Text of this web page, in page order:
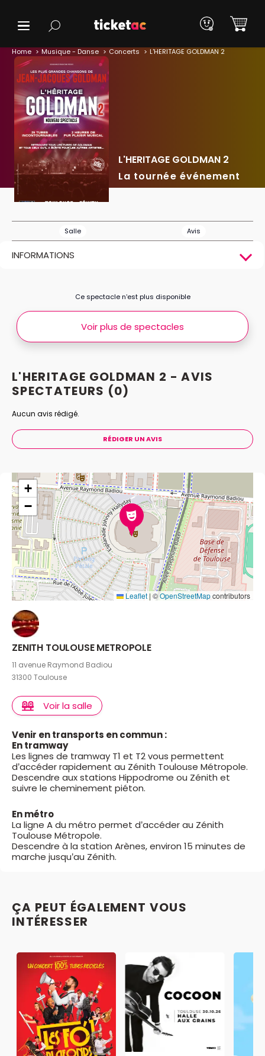
Home Musique - Danse Concerts L'HERITAGE GOLDMAN 2
L'HERITAGE GOLDMAN 2
La tournée événement
Salle Avis
INFORMATIONS
Ce spectacle n’est plus disponible
Voir plus de spectacles
L'HERITAGE GOLDMAN 2 - AVIS
SPECTATEURS (0)
Aucun avis rédigé.
RÉDIGER UN AVIS
+
−
Leaflet | ©OpenStreetMapcontributors
ZENITH TOULOUSE METROPOLE
11 avenue Raymond Badiou
31300 Toulouse
Voir la salle
Venir en transports en commun :
En tramway
Les lignes de tramway T1 et T2 vous permettent
d’accéder rapidement au Zénith Toulouse Métropole.
Descendre aux stations Hippodrome ou Zénith et
suivre le cheminement piéton.
En métro
La ligne A du métro permet d’accéder au Zénith
Toulouse Métropole.
Descendre à la station Arènes, environ 15 minutes de
marche jusqu’au Zénith.
ÇA PEUT ÉGALEMENT VOUS
INTÉRESSER